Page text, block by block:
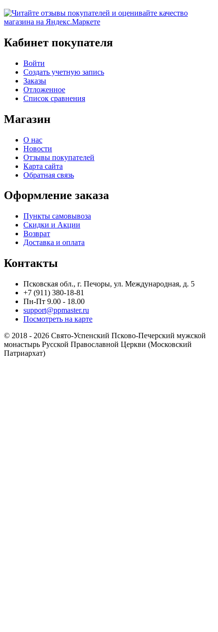
Кабинет покупателя
Войти
Создать учетную запись
Заказы
Отложенное
Список сравнения
Магазин
О нас
Новости
Отзывы покупателей
Карта сайта
Обратная связь
Оформление заказа
Пункты самовывоза
Скидки и Акции
Возврат
Доставка и оплата
Контакты
Псковская обл., г. Печоры, ул. Международная, д. 5
+7 (911) 380-18-81
Пн-Пт 9.00 - 18.00
support@ppmaster.ru
Посмотреть на карте
© 2018 - 2026 Свято-Успенский Псково-Печерский мужской
монастырь Русской Православной Церкви (Московский
Патриархат)